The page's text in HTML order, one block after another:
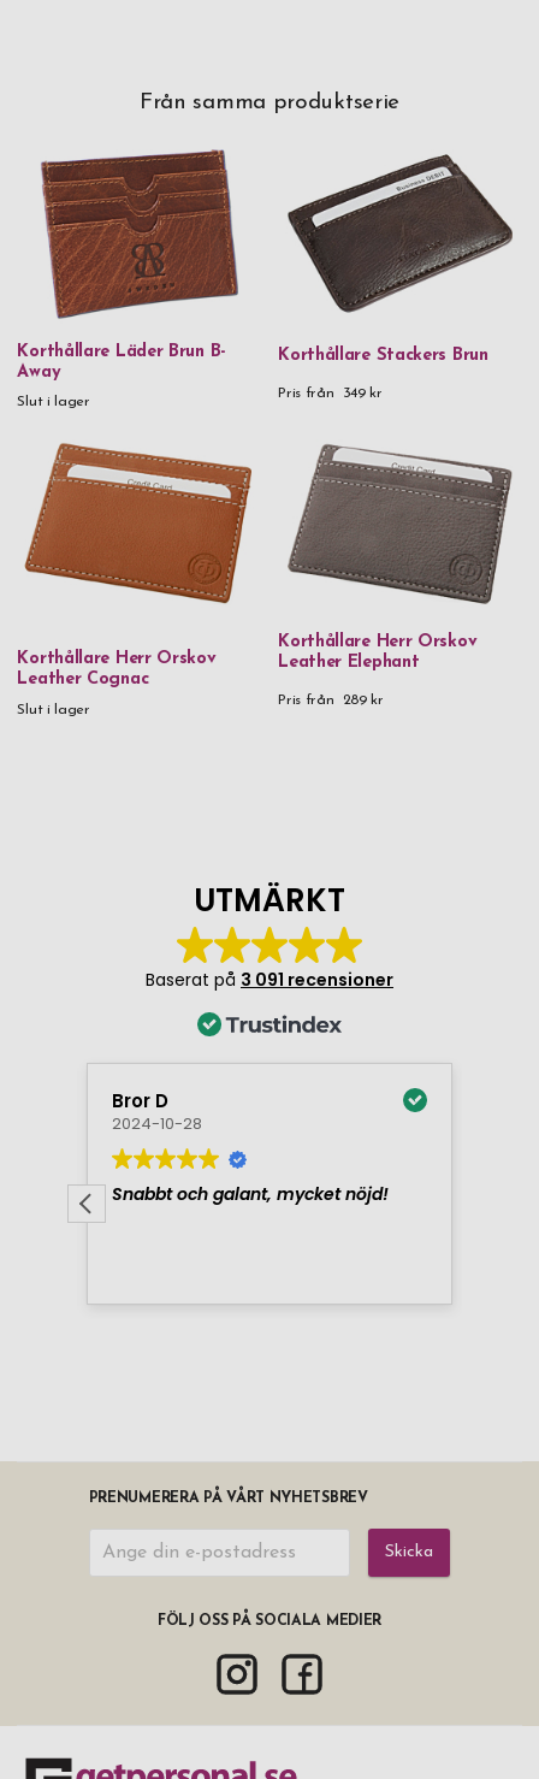
Från samma produktserie
Korthållare Läder Brun B-
Away
Slut i lager
Korthållare Stackers Brun
Pris från 349 kr
Korthållare Herr Orskov
Leather Cognac
Slut i lager
Korthållare Herr Orskov
Leather Elephant
Pris från 289 kr
PRENUMERERA PÅ VÅRT NYHETSBREV
Skicka
FÖLJ OSS PÅ SOCIALA MEDIER